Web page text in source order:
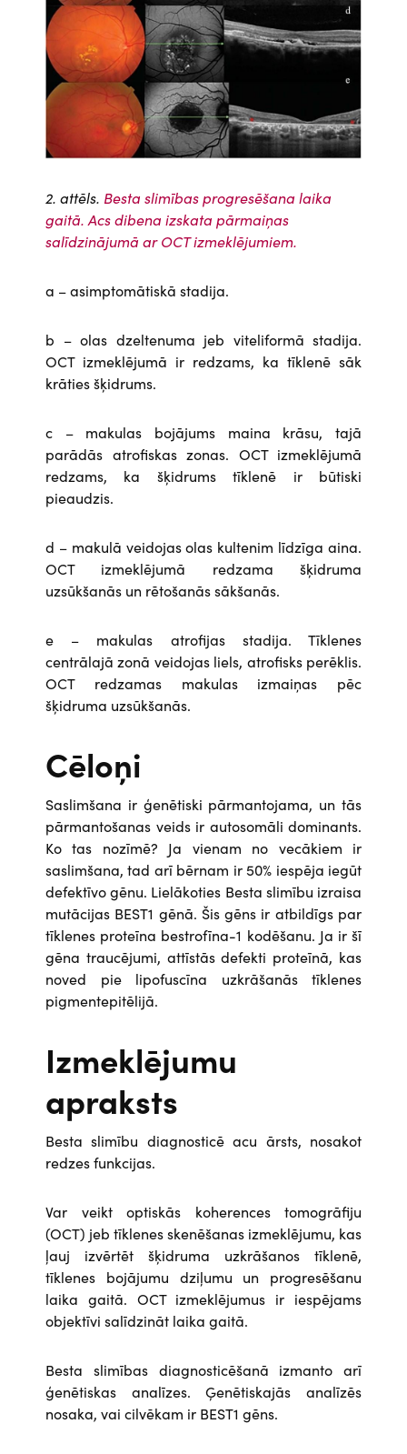
2. attēls. Besta slimības progresēšana laika
gaitā. Acs dibena izskata pārmaiņas
salīdzinājumā ar OCT izmeklējumiem.
a – asimptomātiskā stadija.
b – olas dzeltenuma jeb viteliformā stadija.
OCT izmeklējumā ir redzams, ka tīklenē sāk
krāties šķidrums.
c – makulas bojājums maina krāsu, tajā
parādās atrofiskas zonas. OCT izmeklējumā
redzams, ka šķidrums tīklenē ir būtiski
pieaudzis.
d – makulā veidojas olas kultenim līdzīga aina.
OCT izmeklējumā redzama šķidruma
uzsūkšanās un rētošanās sākšanās.
e – makulas atrofijas stadija. Tīklenes
centrālajā zonā veidojas liels, atrofisks perēklis.
OCT redzamas makulas izmaiņas pēc
šķidruma uzsūkšanās.
Cēloņi
Saslimšana ir ģenētiski pārmantojama, un tās
pārmantošanas veids ir autosomāli dominants.
Ko tas nozīmē? Ja vienam no vecākiem ir
saslimšana, tad arī bērnam ir 50% iespēja iegūt
defektīvo gēnu. Lielākoties Besta slimību izraisa
mutācijas BEST1 gēnā. Šis gēns ir atbildīgs par
tīklenes proteīna bestrofīna-1 kodēšanu. Ja ir šī
gēna traucējumi, attīstās defekti proteīnā, kas
noved pie lipofuscīna uzkrāšanās tīklenes
pigmentepitēlijā.
Izmeklējumu
apraksts
Besta slimību diagnosticē acu ārsts, nosakot
redzes funkcijas.
Var veikt optiskās koherences tomogrāfiju
(OCT) jeb tīklenes skenēšanas izmeklējumu, kas
ļauj izvērtēt šķidruma uzkrāšanos tīklenē,
tīklenes bojājumu dziļumu un progresēšanu
laika gaitā. OCT izmeklējumus ir iespējams
objektīvi salīdzināt laika gaitā.
Besta slimības diagnosticēšanā izmanto arī
ģenētiskas analīzes. Ģenētiskajās analīzēs
nosaka, vai cilvēkam ir BEST1 gēns.